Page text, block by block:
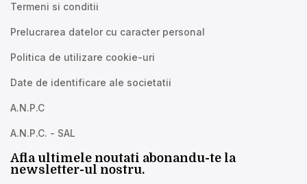
Termeni si conditii
Prelucrarea datelor cu caracter personal
Politica de utilizare cookie-uri
Date de identificare ale societatii
A.N.P.C
A.N.P.C. - SAL
Afla ultimele noutati abonandu-te la
newsletter-ul nostru.